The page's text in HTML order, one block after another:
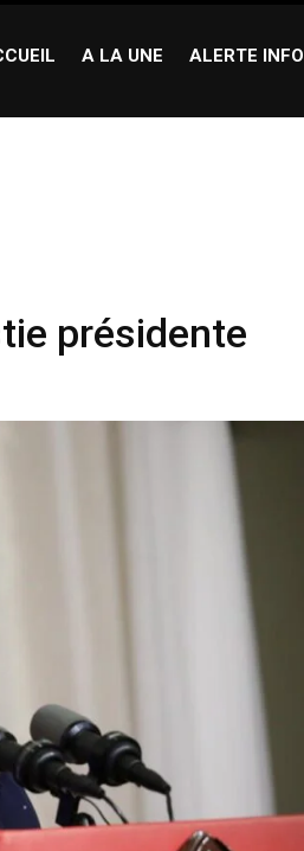
A LA UNE ALERTE INFO
présidente